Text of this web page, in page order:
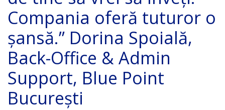
Compania oferă tuturor o
șansă.” Dorina Spoială,
Back-Office & Admin
Support, Blue Point
București